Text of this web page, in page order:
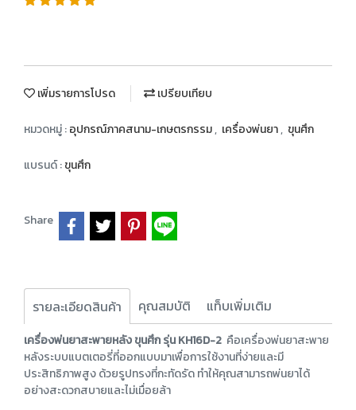
เพิ่มรายการโปรด เปรียบเทียบ
หมวดหมู่ :อุปกรณ์ภาคสนาม-เกษตรกรรม, เครื่องพ่นยา, ขุนศึก
แบรนด์ :ขุนศึก
Share
รายละเอียดสินค้า คุณสมบัติ แท็บเพิ่มเติม
เครื่องพ่นยาสะพายหลัง ขุนศึก รุ่น KH16D-2 คือเครื่องพ่นยาสะพาย
หลังระบบแบตเตอรี่ที่ออกแบบมาเพื่อการใช้งานที่ง่ายและมี
ประสิทธิภาพสูง ด้วยรูปทรงที่กะทัดรัด ทำให้คุณสามารถพ่นยาได้
อย่างสะดวกสบายและไม่เมื่อยล้า